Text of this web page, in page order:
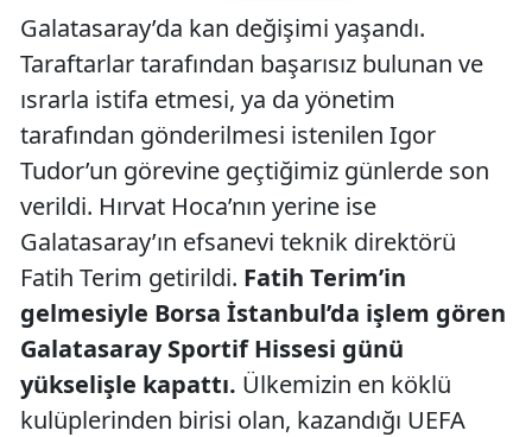
Galatasaray’da kan değişimi yaşandı.
Taraftarlar tarafından başarısız bulunan ve
ısrarla istifa etmesi, ya da yönetim
tarafından gönderilmesi istenilen Igor
Tudor’un görevine geçtiğimiz günlerde son
verildi. Hırvat Hoca’nın yerine ise
Galatasaray’ın efsanevi teknik direktörü
Fatih Terim getirildi. Fatih Terim’in
gelmesiyle Borsa İstanbul’da işlem gören
Galatasaray Sportif Hissesi günü
yükselişle kapattı. Ülkemizin en köklü
kulüplerinden birisi olan, kazandığı UEFA